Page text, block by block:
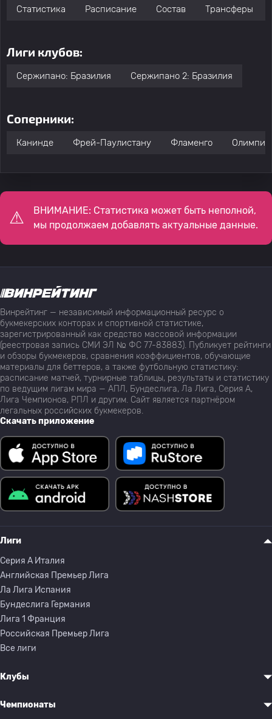
Статистика Расписание Состав Трансферы
Лиги клубов:
Сержипано: Бразилия Сержипано 2: Бразилия
Соперники:
Канинде Фрей-Паулистану Фламенго
ВНИМАНИЕ: Статистика может быть неполной,
мы продолжаем добавлять актуальные данные.
Винрейтинг — независимый информационный ресурс о
букмекерских конторах и спортивной статистике,
зарегистрированный как средство массовой информации
(реестровая запись СМИ ЭЛ № ФС 77-83883). Публикует рейтинги
и обзоры букмекеров, сравнения коэффициентов, обучающие
материалы для беттеров, а также футбольную статистику:
расписание матчей, турнирные таблицы, результаты и статистику
по ведущим лигам мира — АПЛ, Бундеслига, Ла Лига, Серия А,
Лига Чемпионов, РПЛ и другим. Сайт является партнёром
легальных российских букмекеров.
Скачать приложение
Лиги
Серия A Италия
Английская Премьер Лига
Ла Лига Испания
Бундеслига Германия
Лига 1 Франция
Российская Премьер Лига
Все лиги
Клубы
Чемпионаты